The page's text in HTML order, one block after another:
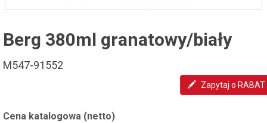
Berg 380ml granatowy/biały
M547-91552
Zapytaj o RABAT
Cena katalogowa (netto)